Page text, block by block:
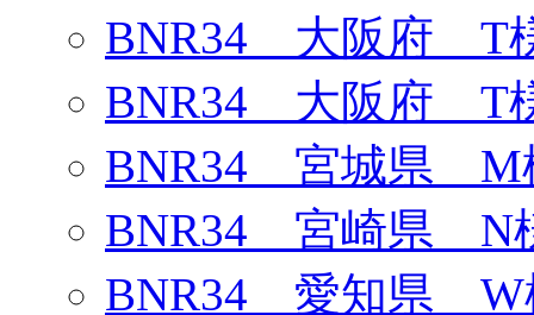
BNR34 大阪府 T
BNR34 大阪府 T
BNR34 宮城県 M
BNR34 宮崎県 N
BNR34 愛知県 W